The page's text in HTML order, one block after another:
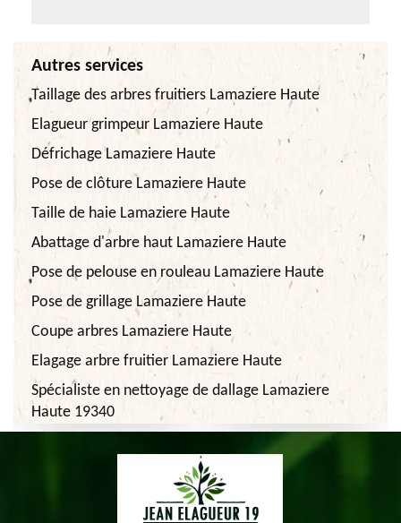
Autres services
Taillage des arbres fruitiers Lamaziere Haute
Elagueur grimpeur Lamaziere Haute
Défrichage Lamaziere Haute
Pose de clôture Lamaziere Haute
Taille de haie Lamaziere Haute
Abattage d'arbre haut Lamaziere Haute
Pose de pelouse en rouleau Lamaziere Haute
Pose de grillage Lamaziere Haute
Coupe arbres Lamaziere Haute
Elagage arbre fruitier Lamaziere Haute
Spécialiste en nettoyage de dallage Lamaziere
Haute 19340